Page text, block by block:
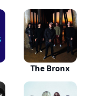
The Bronx